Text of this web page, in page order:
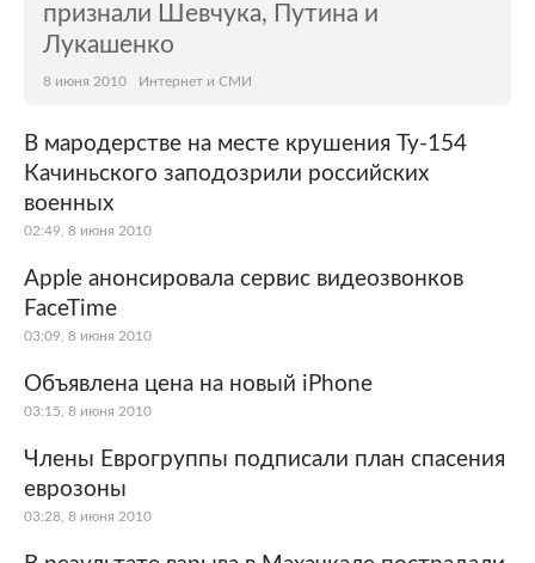
признали Шевчука, Путина и
Лукашенко
8 июня 2010 Интернет и СМИ
В мародерстве на месте крушения Ту-154
Качиньского заподозрили российских
военных
02:49, 8 июня 2010
Apple анонсировала сервис видеозвонков
FaceTime
03:09, 8 июня 2010
Объявлена цена на новый iPhone
03:15, 8 июня 2010
Члены Еврогруппы подписали план спасения
еврозоны
03:28, 8 июня 2010